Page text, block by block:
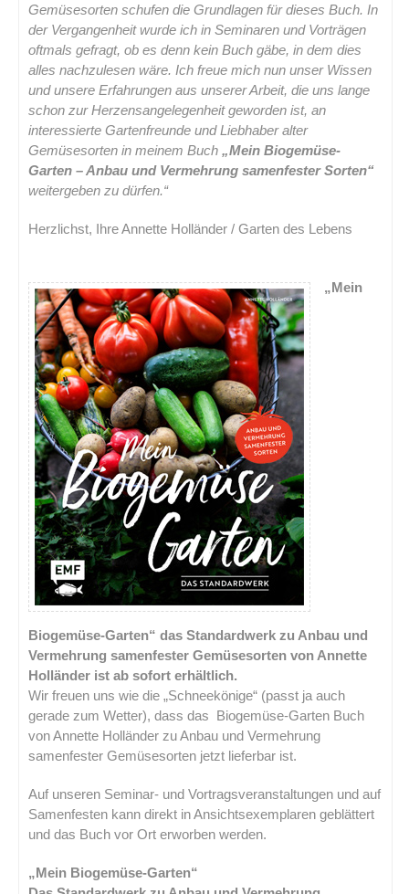
Gemüsesorten schufen die Grundlagen für dieses Buch. In
der Vergangenheit wurde ich in Seminaren und Vorträgen
oftmals gefragt, ob es denn kein Buch gäbe, in dem dies
alles nachzulesen wäre. Ich freue mich nun unser Wissen
und unsere Erfahrungen aus unserer Arbeit, die uns lange
schon zur Herzensangelegenheit geworden ist, an
interessierte Gartenfreunde und Liebhaber alter
Gemüsesorten in meinem Buch „Mein Biogemüse-
Garten – Anbau und Vermehrung samenfester Sorten“
weitergeben zu dürfen.“
Herzlichst, Ihre Annette Holländer / Garten des Lebens
„Mein
Biogemüse-Garten“ das Standardwerk zu Anbau und
Vermehrung samenfester Gemüsesorten von Annette
Holländer ist ab sofort erhältlich.
Wir freuen uns wie die „Schneekönige“ (passt ja auch
gerade zum Wetter), dass das Biogemüse-Garten Buch
von Annette Holländer zu Anbau und Vermehrung
samenfester Gemüsesorten jetzt lieferbar ist.
Auf unseren Seminar- und Vortragsveranstaltungen und auf
Samenfesten kann direkt in Ansichtsexemplaren geblättert
und das Buch vor Ort erworben werden.
„Mein Biogemüse-Garten“